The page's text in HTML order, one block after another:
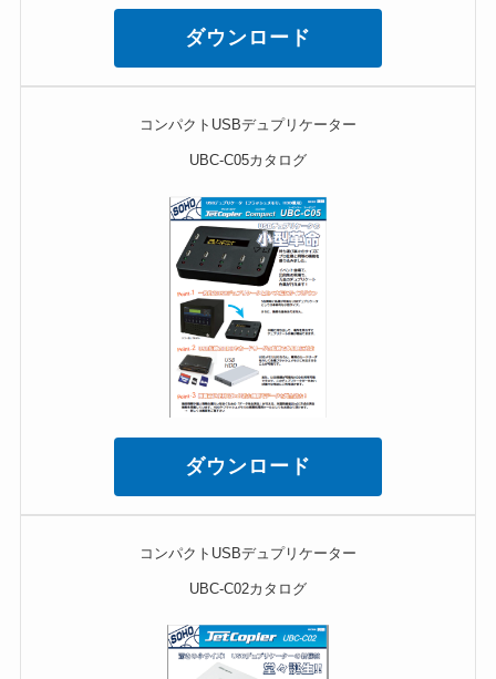
ダウンロード
コンパクトUSBデュプリケーター
UBC-C05カタログ
ダウンロード
コンパクトUSBデュプリケーター
UBC-C02カタログ